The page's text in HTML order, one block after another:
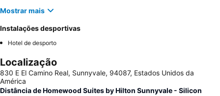
Mostrar mais
Instalações desportivas
Hotel de desporto
Localização
830 E El Camino Real, Sunnyvale, 94087, Estados Unidos da
América
Distância de Homewood Suites by Hilton Sunnyvale - Silicon